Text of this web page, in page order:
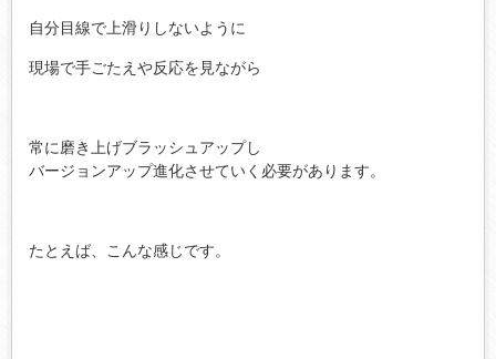
自分目線で上滑りしないように
現場で手ごたえや反応を見ながら
常に磨き上げブラッシュアップし
バージョンアップ進化させていく必要があります。
たとえば、こんな感じです。